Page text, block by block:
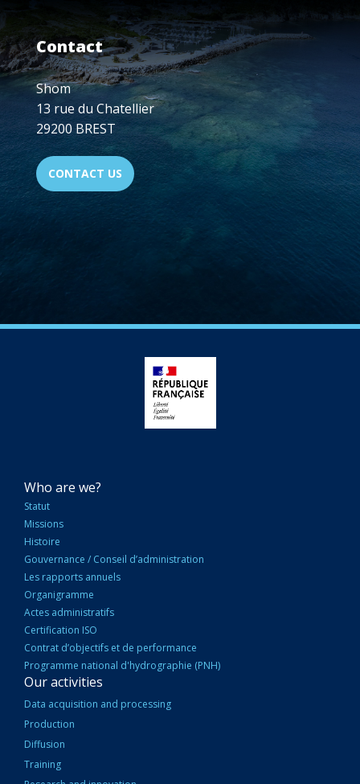
Contact
Shom
13 rue du Chatellier
29200 BREST
CONTACT US
NAVIGATION
PRINCIPALE
Who are we?
Statut
Missions
Histoire
Gouvernance / Conseil d’administration
Les rapports annuels
Organigramme
Actes administratifs
Certification ISO
Contrat d’objectifs et de performance
Programme national d'hydrographie (PNH)
Our activities
Data acquisition and processing
Production
Diffusion
Training